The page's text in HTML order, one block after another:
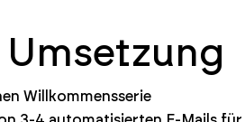
Willkommensserie